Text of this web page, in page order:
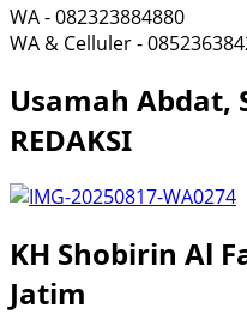
WA - 082323884880
WA & Celluler -
Usamah Abdat,
REDAKSI
KH Shobirin Al
Jatim